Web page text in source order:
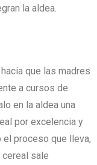
la aldea.
que las madres
a cursos de
en la aldea una
por excelencia y
proceso que lleva,
sale